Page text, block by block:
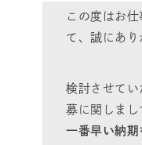
この度はお
て、誠にあり
検討させて
募に関しまし
一番早い納期